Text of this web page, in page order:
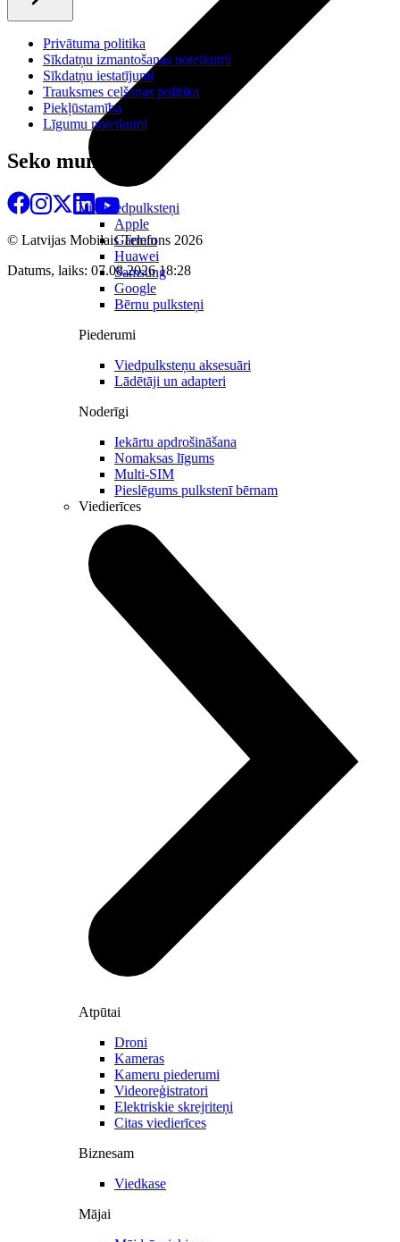
Visi viedpulksteņi
Apple
Garmin
Huawei
Samsung
Google
Bērnu pulksteņi
Piederumi
Viedpulksteņu aksesuāri
Lādētāji un adapteri
Noderīgi
Iekārtu apdrošināšana
Nomaksas līgums
Multi-SIM
Pieslēgums pulkstenī bērnam
Viedierīces
Atpūtai
Droni
Kameras
Kameru piederumi
Videoreģistratori
Elektriskie skrejriteņi
Citas viedierīces
Biznesam
Viedkase
Mājai
Privātuma politika
Sīkdatņu izmantošanas noteikumi
Sīkdatņu iestatījumi
Trauksmes celšanas politika
Piekļūstamība
Līgumu noteikumi
Seko mums
© Latvijas Mobilais Telefons 2026
Datums, laiks: 07.08.2026 18:28